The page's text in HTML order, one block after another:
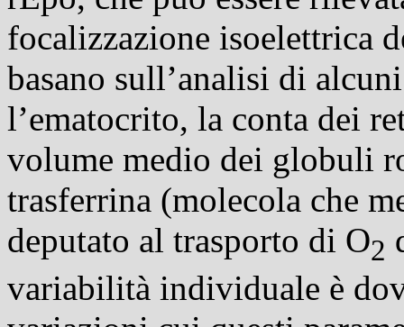
focalizzazione isoelettrica
basano sull’analisi di
l’ematocrito, la conta dei
volume medio dei globuli
trasferrina (molecola che
deputato al trasporto di O2
variabilità individuale è